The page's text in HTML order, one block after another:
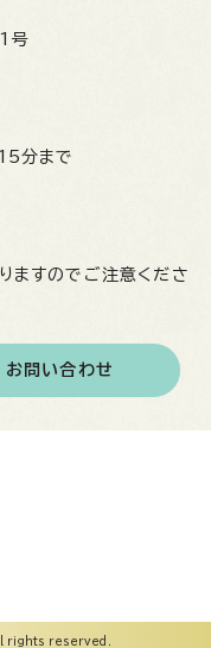
号
分まで
ますのでご注意くださ
お問い合わせ
rights reserved.